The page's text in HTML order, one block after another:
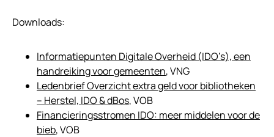
Downloads:
Informatiepunten Digitale Overheid (IDO’s), een
handreiking voor gemeenten, VNG
LedenbriefOverzicht extra geld voor bibliotheken
– Herstel, IDO & dBos, VOB
Financieringsstromen IDO: meer middelen voor de
bieb, VOB